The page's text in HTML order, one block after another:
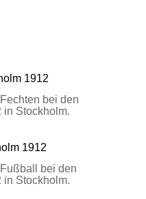
1912
bei den
in Stockholm.
1912
bei den
in Stockholm.